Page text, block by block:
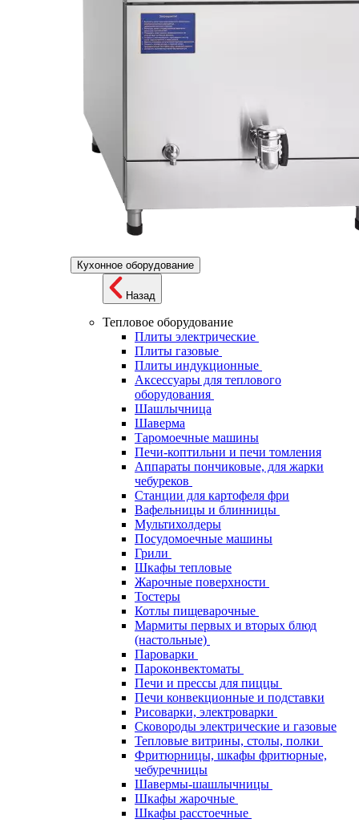
Кухонное оборудование
Назад
Тепловое оборудование
Плиты электрические
Плиты газовые
Плиты индукционные
Аксессуары для теплового
оборудования
Шашлычница
Шаверма
Таромоечные машины
Печи-коптильни и печи томления
Аппараты пончиковые, для жарки
чебуреков
Станции для картофеля фри
Вафельницы и блинницы
Мультихолдеры
Посудомоечные машины
Грили
Шкафы тепловые
Жарочные поверхности
Тостеры
Котлы пищеварочные
Мармиты первых и вторых блюд
(настольные)
Пароварки
Пароконвектоматы
Печи и прессы для пиццы
Печи конвекционные и подставки
Рисоварки, электроварки
Сковороды электрические и газовые
Тепловые витрины, столы, полки
Фритюрницы, шкафы фритюрные,
чебуречницы
Шавермы-шашлычницы
Шкафы жарочные
Шкафы расстоечные